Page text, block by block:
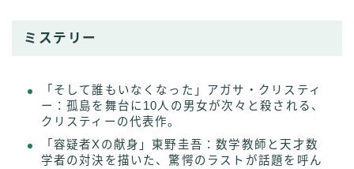
ミステリー
「そして誰もいなくなった」アガサ・クリスティ
ー：孤島を舞台に10人の男女が次々と殺される、
クリスティーの代表作。
「容疑者Xの献身」東野圭吾：数学教師と天才数
学者の対決を描いた、驚愕のラストが話題を呼ん